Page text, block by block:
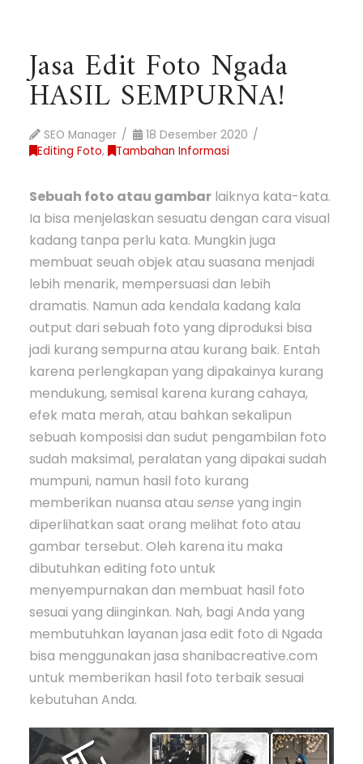
Jasa Edit Foto Ngada
HASIL SEMPURNA!
SEO Manager
18 Desember 2020
Editing Foto, Tambahan Informasi
Sebuah foto atau gambar laiknya kata-kata.
Ia bisa menjelaskan sesuatu dengan cara visual
kadang tanpa perlu kata. Mungkin juga
membuat seuah objek atau suasana menjadi
lebih menarik, mempersuasi dan lebih
dramatis. Namun ada kendala kadang kala
output dari sebuah foto yang diproduksi bisa
jadi kurang sempurna atau kurang baik. Entah
karena perlengkapan yang dipakainya kurang
mendukung, semisal karena kurang cahaya,
efek mata merah, atau bahkan sekalipun
sebuah komposisi dan sudut pengambilan foto
sudah maksimal, peralatan yang dipakai sudah
mumpuni, namun hasil foto kurang
memberikan nuansa atausenseyang ingin
diperlihatkan saat orang melihat foto atau
gambar tersebut. Oleh karena itu maka
dibutuhkan editing foto untuk
menyempurnakan dan membuat hasil foto
sesuai yang diinginkan. Nah, bagi Anda yang
membutuhkan layanan jasa edit foto di Ngada
bisa menggunakan jasa shanibacreative.com
untuk memberikan hasil foto terbaik sesuai
kebutuhan Anda.